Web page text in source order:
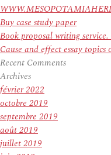
Buy case study paper
Book proposal writing
Cause and effect essay topics
Recent Comments
Archives
février 2022
octobre 2019
septembre 2019
août 2019
juillet 2019